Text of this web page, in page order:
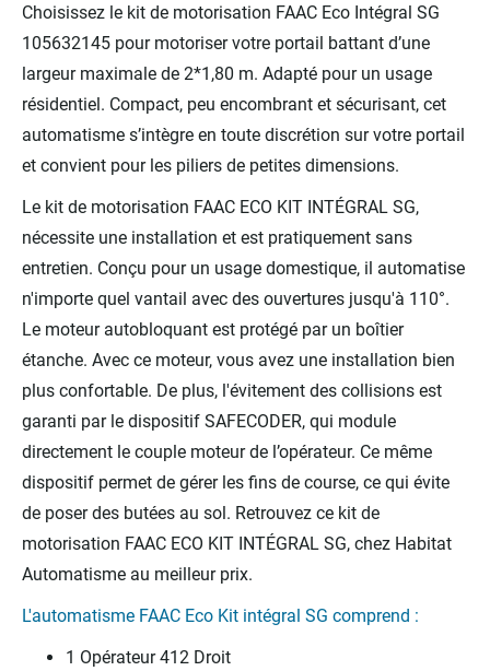
Choisissez le kit de motorisation FAAC Eco Intégral SG
105632145 pour motoriser votre portail battant d’une
largeur maximale de 2*1,80 m. Adapté pour un usage
résidentiel. Compact, peu encombrant et sécurisant, cet
automatisme s’intègre en toute discrétion sur votre portail
et convient pour les piliers de petites dimensions.
Le kit de motorisation FAAC ECO KIT INTÉGRAL SG,
nécessite une installation et est pratiquement sans
entretien. Conçu pour un usage domestique, il automatise
n'importe quel vantail avec des ouvertures jusqu'à 110°.
Le moteur autobloquant est protégé par un boîtier
étanche. Avec ce moteur, vous avez une installation bien
plus confortable. De plus, l'évitement des collisions est
garanti par le dispositif SAFECODER, qui module
directement le couple moteur de l’opérateur. Ce même
dispositif permet de gérer les fins de course, ce qui évite
de poser des butées au sol. Retrouvez ce kit de
motorisation FAAC ECO KIT INTÉGRAL SG, chez Habitat
Automatisme au meilleur prix.
L'automatisme FAAC Eco Kit intégral SG comprend :
1 Opérateur 412 Droit